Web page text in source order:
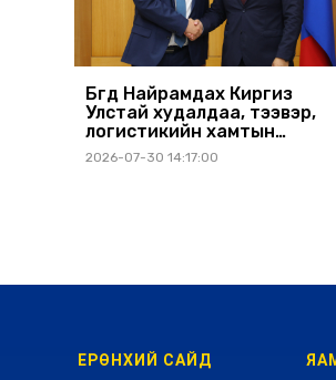
Бүгд Найрамдах Киргиз
Улстай худалдаа, тээвэр,
логистикийн хамтын
ажиллагааг өргөжүүлнэ
2026-07-30 14:17:00
ЕРӨНХИЙ САЙД